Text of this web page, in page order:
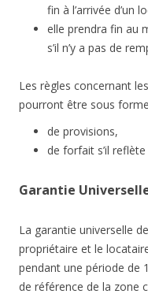
fin à l’arrivée d’un
elle prendra fin au
s’il n’y a pas de
Les règles concernant
pourront être sous
de provisions,
de forfait s’il
Garantie
La garantie universelle
propriétaire et le
pendant une période de
de référence de la zone